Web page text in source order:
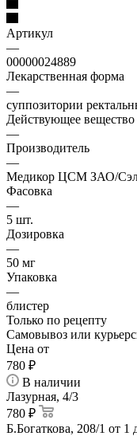
Артикул
—
00000024889
Лекарственная форма
—
суппозитории
Действующее вещество
—
Производитель
—
Медикор ЦСМ ЗАО/
Фасовка
—
5 шт.
Дозировка
—
50 мг
Упаковка
—
блистер
Только по рецепту
Самовывоз или
Цена от
780 ₽
В наличии
Лазурная, 4/3
780 ₽
Б.Богаткова, 208/1 от 1